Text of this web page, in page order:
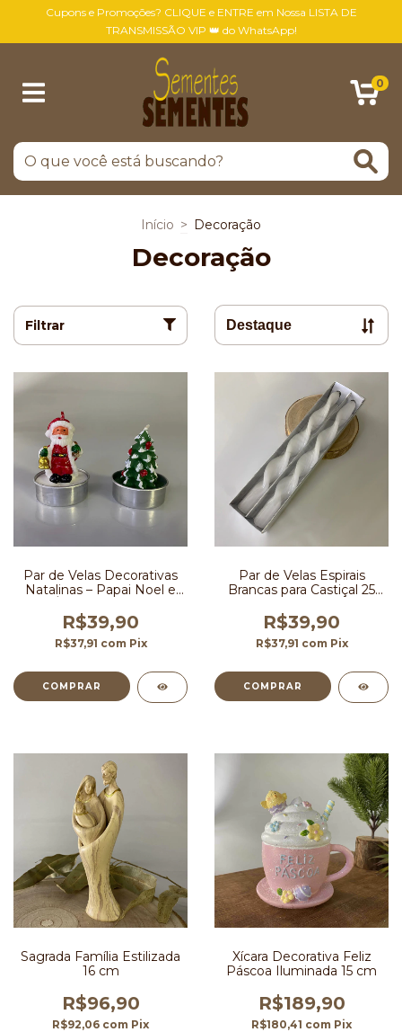
Cupons e Promoções? CLIQUE e ENTRE em Nossa LISTA DE
TRANSMISSÃO VIP 👑 do WhatsApp!
0
Início > Decoração
Decoração
Filtrar
Par de Velas Decorativas
Natalinas – Papai Noel e
R$39,90
R$37,91 com Pix
Par de Velas Espirais
Brancas para Castiçal 25
R$39,90
R$37,91 com Pix
Sagrada Família Estilizada
16 cm
R$96,90
R$92,06 com Pix
Xícara Decorativa Feliz
Páscoa Iluminada 15 cm
R$189,90
R$180,41 com Pix